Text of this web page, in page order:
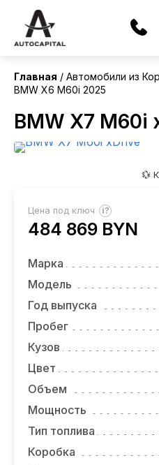
АВТОМОБИЛИ
ЭЛЕКТРОМОБИЛИ
УСЛУГИ
НОВОСТИ
ОТЗЫВЫ
ВАКАНСИИ
О КОМПАНИИ
КОНТАКТЫ
Главная Автомобили из
BMW X6 M60i 2025
BMW X7 M60i
Корея
💱
Цена под ключ ?
484 869 BYN
Марка
Модель
Год выпуска
Пробег
Кузов
Цвет
Объем
Мощность
Тип топлива
Коробка